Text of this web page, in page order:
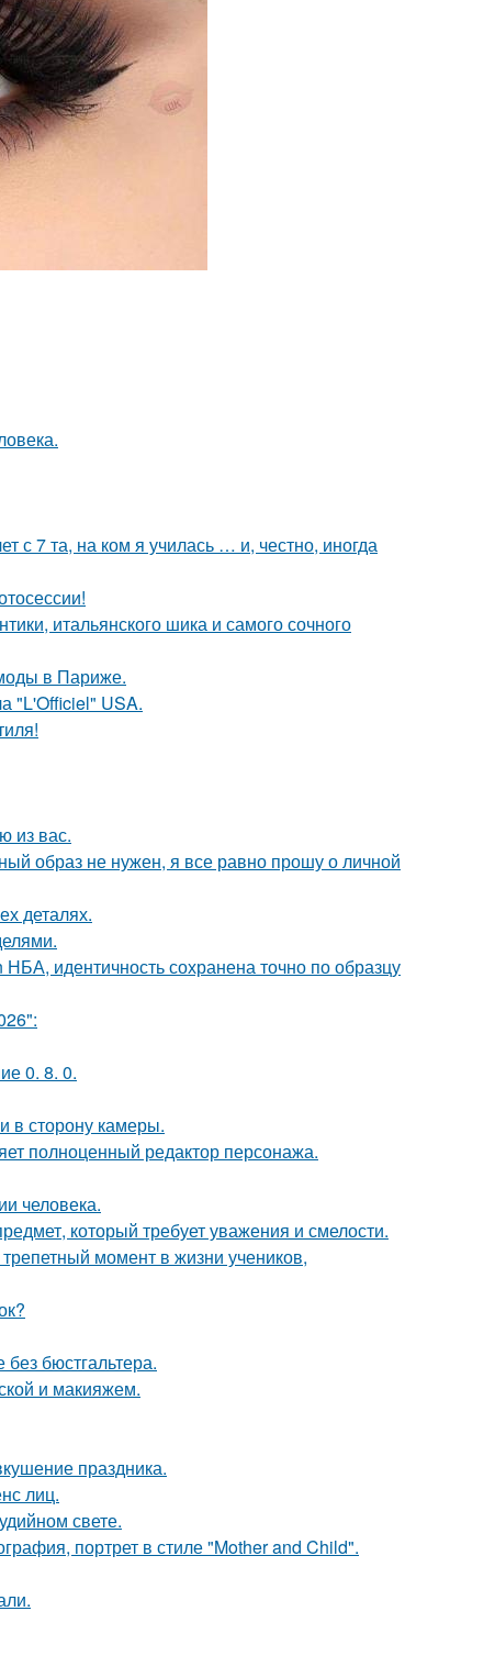
с 7 та, на ком я училась … и, честно, иногда
итальянского шика и самого сочного
в Париже.
"L'Officiel" USA.
из вас.
образ не нужен, я все равно прошу о личной
деталях.
идентичность сохранена точно по образцу
0. 8. 0.
в сторону камеры.
полноценный редактор персонажа.
человека.
который требует уважения и смелости.
момент в жизни учеников,
бюстгальтера.
и макияжем.
праздника.
лиц.
свете.
портрет в стиле "Mother and Child".